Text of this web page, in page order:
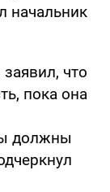
начальник
что
пока она
должны